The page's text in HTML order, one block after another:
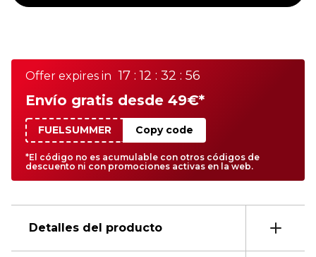
Offer expires in 17 : 12 : 32 : 56
Envío gratis desde 49€*
FUELSUMMER Copy code
*El código no es acumulable con otros códigos de
descuento ni con promociones activas en la web.
Detalles del producto